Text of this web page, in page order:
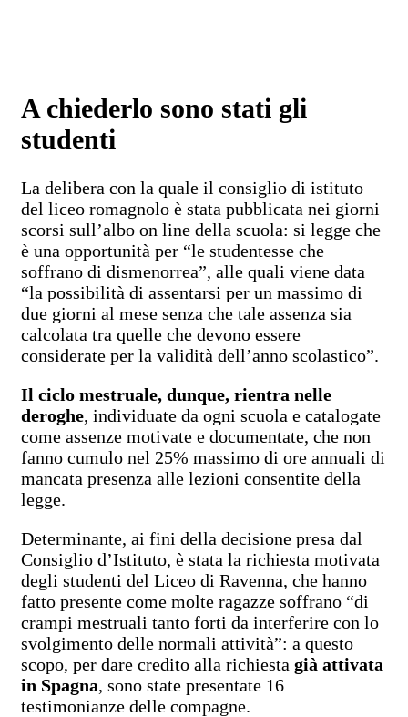
A chiederlo sono stati gli
studenti
La delibera con la quale il consiglio di istituto
del liceo romagnolo è stata pubblicata nei giorni
scorsi sull’albo on line della scuola: si legge che
è una opportunità per “le studentesse che
soffrano di dismenorrea”, alle quali viene data
“la possibilità di assentarsi per un massimo di
due giorni al mese senza che tale assenza sia
calcolata tra quelle che devono essere
considerate per la validità dell’anno scolastico”.
Il ciclo mestruale, dunque, rientra nelle
deroghe, individuate da ogni scuola e catalogate
come assenze motivate e documentate, che non
fanno cumulo nel 25% massimo di ore annuali di
mancata presenza alle lezioni consentite della
legge.
Determinante, ai fini della decisione presa dal
Consiglio d’Istituto, è stata la richiesta motivata
degli studenti del Liceo di Ravenna, che hanno
fatto presente come molte ragazze soffrano “di
crampi mestruali tanto forti da interferire con lo
svolgimento delle normali attività”: a questo
scopo, per dare credito alla richiesta già attivata
in Spagna, sono state presentate 16
testimonianze delle compagne.